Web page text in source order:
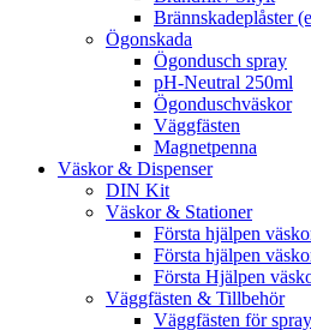
Brännskadeplåster
Ögonskada
Ögondusch spray
pH-Neutral 250ml
Ögonduschväskor
Väggfästen
Magnetpenna
Väskor & Dispenser
DIN Kit
Väskor & Stationer
Första hjälpen
Första hjälpen
Första Hjälpen
Väggfästen & Tillbehör
Väggfästen för